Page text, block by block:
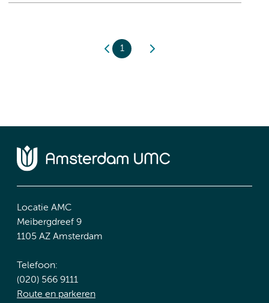
1
Locatie AMC
Meibergdreef 9
1105 AZ Amsterdam
Telefoon:
(020) 566 9111
Route en parkeren